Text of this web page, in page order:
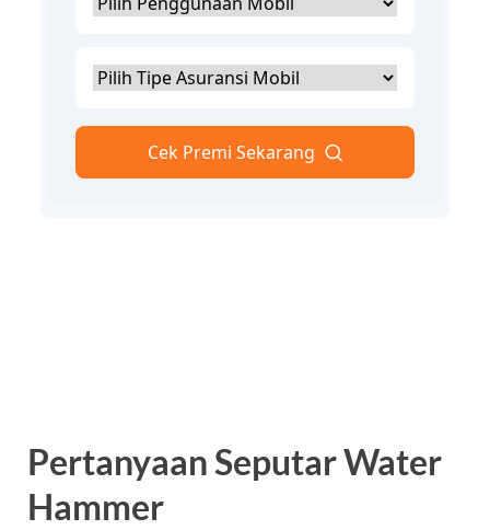
Pertanyaan Seputar Water
Hammer